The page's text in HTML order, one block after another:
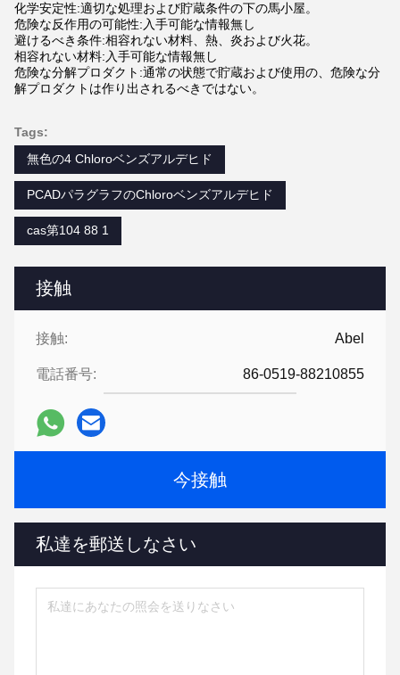
接触
接触: Abel
電話番号: 86-0519-88210855
今接触
私達を郵送しなさい
化学安定性:適切な処理および貯蔵条件の下の馬小屋。
危険な反作用の可能性:入手可能な情報無し
避けるべき条件:相容れない材料、熱、炎および火花。
相容れない材料:入手可能な情報無し
危険な分解プロダクト:通常の状態で貯蔵および使用の、危険な分
解プロダクトは作り出されるべきではない。
Tags:
無色の4 Chloroベンズアルデヒド
PCADパラグラフのChloroベンズアルデヒド
cas第104 88 1